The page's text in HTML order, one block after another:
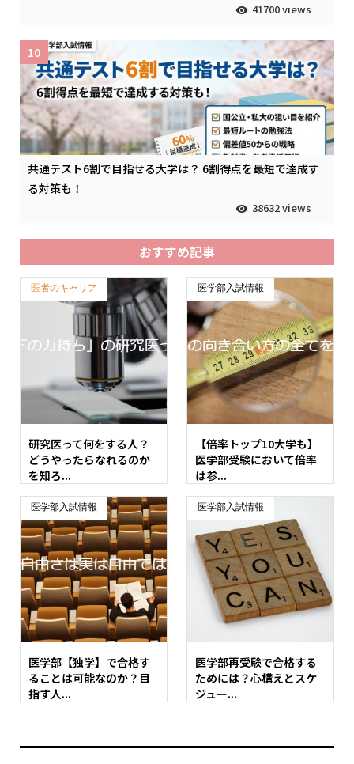
41700 views
共通テスト6割で目指せる大学は？ 6割得点を最短で達成す
る対策も！
38632 views
10
おすすめ記事
医者のキャリア
研究医って何をする人？
どうやったらなれるのか
を知ろ...
医学部入試情報
【倍率トップ10大学も】
医学部受験において倍率
は参...
医学部入試情報
医学部【独学】で合格す
ることは可能なのか？目
指す人...
医学部入試情報
医学部再受験で合格する
ためには？心構えとスケ
ジュー...